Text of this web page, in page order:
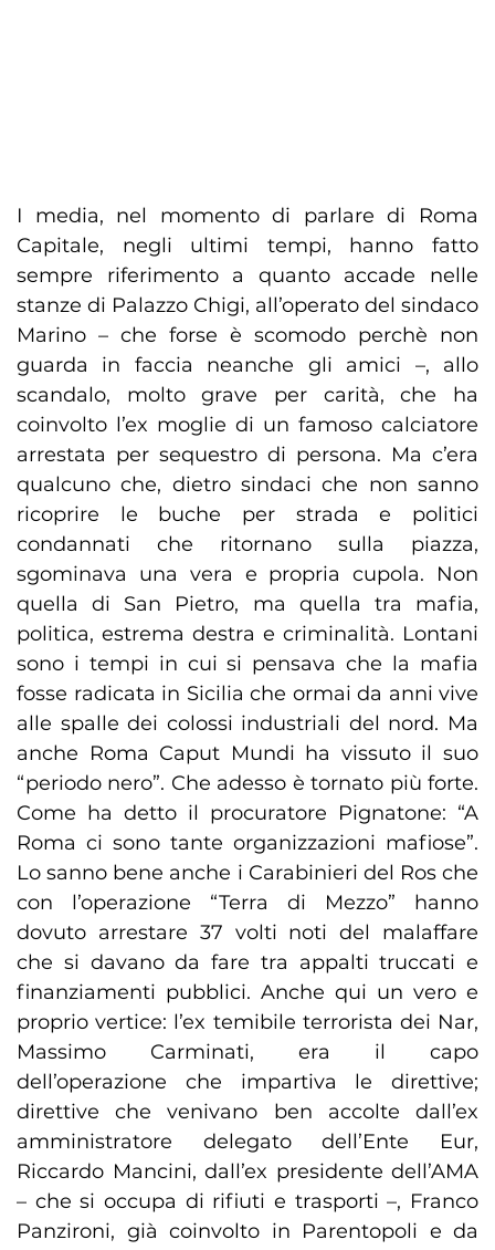
I media, nel momento di parlare di Roma
Capitale, negli ultimi tempi, hanno fatto
sempre riferimento a quanto accade nelle
stanze di Palazzo Chigi, all’operato del sindaco
Marino – che forse è scomodo perchè non
guarda in faccia neanche gli amici –, allo
scandalo, molto grave per carità, che ha
coinvolto l’ex moglie di un famoso calciatore
arrestata per sequestro di persona. Ma c’era
qualcuno che, dietro sindaci che non sanno
ricoprire le buche per strada e politici
condannati che ritornano sulla piazza,
sgominava una vera e propria cupola. Non
quella di San Pietro, ma quella tra mafia,
politica, estrema destra e criminalità. Lontani
sono i tempi in cui si pensava che la mafia
fosse radicata in Sicilia che ormai da anni vive
alle spalle dei colossi industriali del nord. Ma
anche Roma Caput Mundi ha vissuto il suo
“periodo nero”. Che adesso è tornato più forte.
Come ha detto il procuratore Pignatone: “A
Roma ci sono tante organizzazioni mafiose”.
Lo sanno bene anche i Carabinieri del Ros che
con l’operazione “Terra di Mezzo” hanno
dovuto arrestare 37 volti noti del malaffare
che si davano da fare tra appalti truccati e
finanziamenti pubblici. Anche qui un vero e
proprio vertice: l’ex temibile terrorista dei Nar,
Massimo Carminati, era il capo
dell’operazione che impartiva le direttive;
direttive che venivano ben accolte dall’ex
amministratore delegato dell’Ente Eur,
Riccardo Mancini, dall’ex presidente dell’AMA
– che si occupa di rifiuti e trasporti –, Franco
Panzironi, già coinvolto in Parentopoli e da